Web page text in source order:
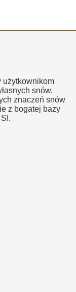
użytkownikom
snów.
znaczeń snów
z bogatej bazy